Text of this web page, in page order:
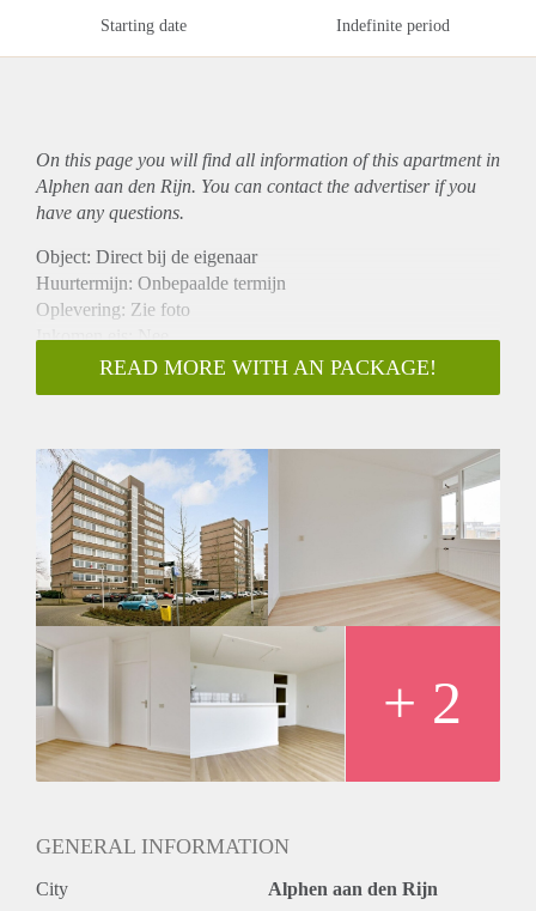
Starting date Indefinite period
On this page you will find all information of this apartmentin
Alphen aan den Rijn. You can contact the advertiser if you
have any questions.
Object: Direct bij de eigenaar
Huurtermijn: Onbepaalde termijn
Oplevering: Zie foto
Inkomen eis: Nee
Garantiestelling mogelijk: Nee
Borg: 1 Maand
Huisdieren toegestaan: Afhankelijk van de Eigenaar
Huurtoeslag grens: Ja
Geschikt voor studenten: Afhankelijk van de Eigenaar
READ MORE WITH AN PACKAGE!
+ 2
GENERAL INFORMATION
City Alphen aan den Rijn